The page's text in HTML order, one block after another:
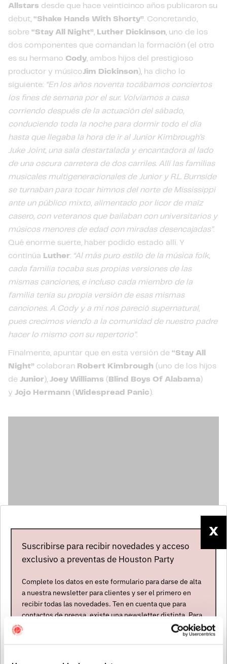
Allstars desde que hace veinticinco años publicaron su
debut, “Shake Hands With Shorty”. Concretando,
sobre “Stay All Night”, Luther Dickinson, uno de los
dos componentes que comandan la formación (el otro
es su hermano Cody, ambos hijos del prestigioso
productor y músicoJim Dickinson), ha dicho lo
siguiente: “En los años noventa tocábamos conciertos
los fines de semana por el sur. Volvíamos a casa
corriendo después de la actuación del sábado,
conduciendo toda la noche para dormir todo el día
hasta que llegaba la hora de ir al Junior Kimbrough’s
Juke Joint, una sala destartalada y encantadora al lado
de una oscura carretera de dos carriles. Allí las familias
musicales multigeneracionales de Junior y R.L. Burnside
se turnaban para tocar himnos del norte de Mississippi
ante un público mixto, alimentado por licor de maíz
casero, con veteranos que bailaban con universitarios y
músicos menores de edad con miradas desencajadas”.
Qué enorme suerte, haber podido estado allí. Y
continúa Luther: “Al más puro estilo de la música folk,
cada familia tocaba sus propias versiones de las
mismas canciones, e incluso cada miembro de la
familia tenía su propia versión de esas mismas
canciones. A Cody y a mí nos pareció supernatural,
pues crecimos viendo a la comunidad de nuestro padre
hacer lo mismo con su repertorio”.
Finalmente, apuntar que en esta versión de “Stay All
Night” colaboran Robert Kimbrough (uno de los hijos
de Junior), Joey Williams ( Blind Boys Of Alabama)
y Jojo Hermann ( Widespread Panic ).
Artistas
X
Suscribirse para recibir novedades y acceso
exclusivo a preventas de Houston Party
Complete los datos en este formulario para darse de alta
a nuestra newsletter para clientes y ser el primero en
recibir todas las novedades. Ten en cuenta que para
contactos de prensa, existe una newsletter distinta. Para
formar parte de ella, envíanos un mensaje a